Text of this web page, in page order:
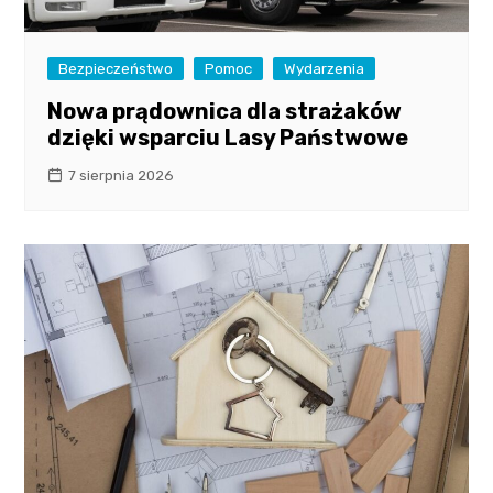
Bezpieczeństwo Pomoc Wydarzenia
Nowa prądownica dla strażaków
dzięki wsparciu Lasy Państwowe
7 sierpnia 2026